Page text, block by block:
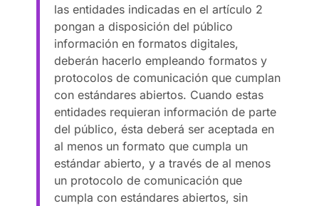
las entidades indicadas en el artículo 2
pongan a disposición del público
información en formatos digitales,
deberán hacerlo empleando formatos y
protocolos de comunicación que cumplan
con estándares abiertos. Cuando estas
entidades requieran información de parte
del público, ésta deberá ser aceptada en
al menos un formato que cumpla un
estándar abierto, y a través de al menos
un protocolo de comunicación que
cumpla con estándares abiertos, sin